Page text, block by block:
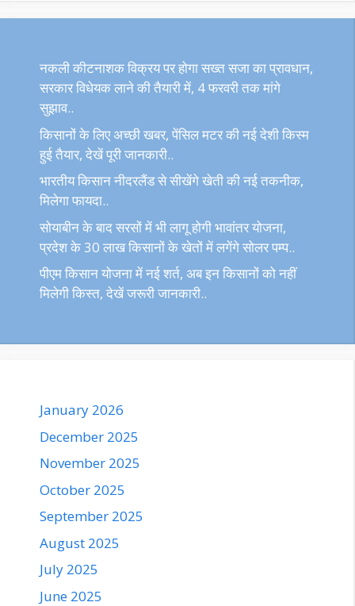
नकली कीटनाशक विक्रय पर होगा सख्त सजा का प्रावधान,
सरकार विधेयक लाने की तैयारी में, 4 फरवरी तक मांगे
सुझाव..
किसानों के लिए अच्छी खबर, पेंसिल मटर की नई देशी किस्म
हुई तैयार, देखें पूरी जानकारी..
भारतीय किसान नीदरलैंड से सीखेंगे खेती की नई तकनीक,
मिलेगा फायदा..
सोयाबीन के बाद सरसों में भी लागू होगी भावांतर योजना,
प्रदेश के 30 लाख किसानों के खेतों में लगेंगे सोलर पम्प..
पीएम किसान योजना में नई शर्त, अब इन किसानों को नहीं
मिलेगी किस्त, देखें जरूरी जानकारी..
January 2026
December 2025
November 2025
October 2025
September 2025
August 2025
July 2025
June 2025